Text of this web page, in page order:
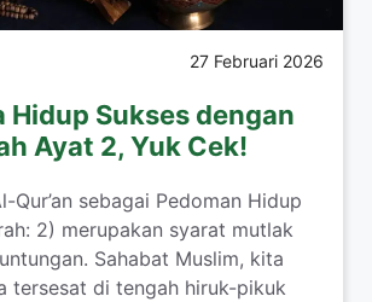
27 Februari 2026
Hidup Sukses dengan
Ayat 2, Yuk Cek!
Qur’an sebagai Pedoman Hidup
2) merupakan syarat mutlak
Sahabat Muslim, kita
tersesat di tengah hiruk-pikuk